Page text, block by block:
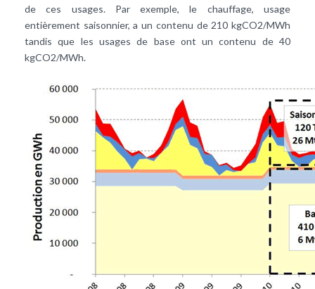
de ces usages. Par exemple, le chauffage, usage
entièrement saisonnier, a un contenu de 210 kgCO2/MWh
tandis que les usages de base ont un contenu de 40
kgCO2/MWh.